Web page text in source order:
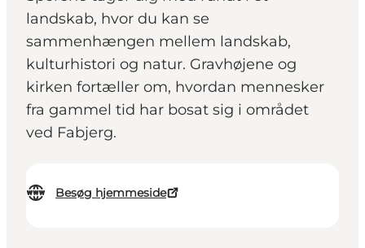
landskab, hvor du kan se
sammenhængen mellem landskab,
kulturhistori og natur. Gravhøjene og
kirken fortæller om, hvordan mennesker
fra gammel tid har bosat sig i området
ved Fabjerg.
Besøg hjemmeside